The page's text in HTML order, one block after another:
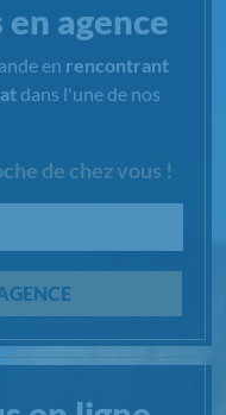
agence
en rencontrant
dans l'une de nos
de chez vous !